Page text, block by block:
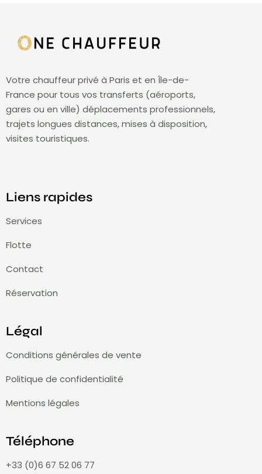
Votre chauffeur privé à Paris et en Île-de-
France pour tous vos transferts (aéroports,
gares ou en ville) déplacements professionnels,
trajets longues distances, mises à disposition,
visites touristiques.
Liens rapides
Services
Flotte
Contact
Réservation
Légal
Conditions générales de vente
Politique de confidentialité
Mentions légales
Téléphone
+33 (0)6 67 52 06 77